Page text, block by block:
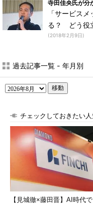
寺田佳央氏が分
「サービス
る？ どう役
(2018年2月9日)
過去記事一覧 - 年月別
移動
チェックしておきたい
【見城徹×藤田晋】AI時代